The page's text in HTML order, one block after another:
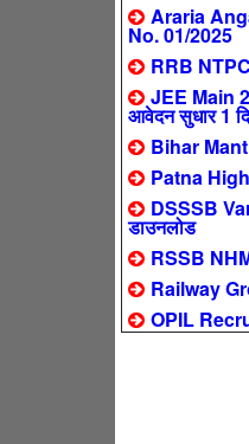
Araria
No. 01/2025
RRB
JEE Main
आवेदन सुधार 1
Bihar
Patna High
DSSSB
डाउनलोड
RSSB
Railway
OPIL